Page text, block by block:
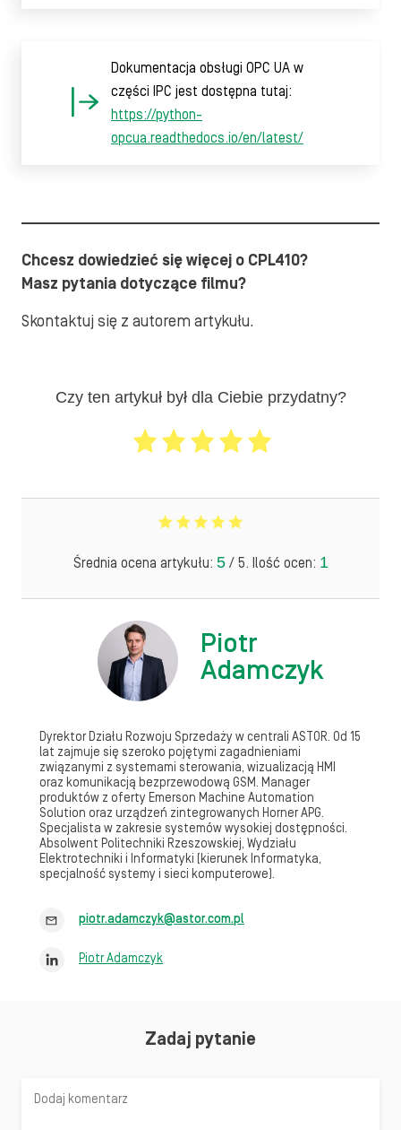
Dokumentacja obsługi OPC UA w
części IPC jest dostępna tutaj:
https://python-
opcua.readthedocs.io/en/latest/
Chcesz dowiedzieć się więcej o CPL410?
Masz pytania dotyczące filmu?
Skontaktuj się z autorem artykułu.
Czy ten artykuł był dla Ciebie przydatny?
Średnia ocena artykułu: 5/ 5. Ilość ocen: 1
Piotr
Adamczyk
Dyrektor Działu Rozwoju Sprzedaży w centrali ASTOR. Od 15
lat zajmuje się szeroko pojętymi zagadnieniami
związanymi z systemami sterowania, wizualizacją HMI
oraz komunikacją bezprzewodową GSM. Manager
produktów z oferty Emerson Machine Automation
Solution oraz urządzeń zintegrowanych Horner APG.
Specjalista w zakresie systemów wysokiej dostępności.
Absolwent Politechniki Rzeszowskiej, Wydziału
Elektrotechniki i Informatyki (kierunek Informatyka,
specjalność systemy i sieci komputerowe).
piotr.adamczyk@astor.com.pl
Piotr Adamczyk
Zadaj pytanie